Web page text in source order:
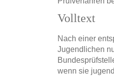
Volltext
Nach einer
Jugendlichen
wenn sie